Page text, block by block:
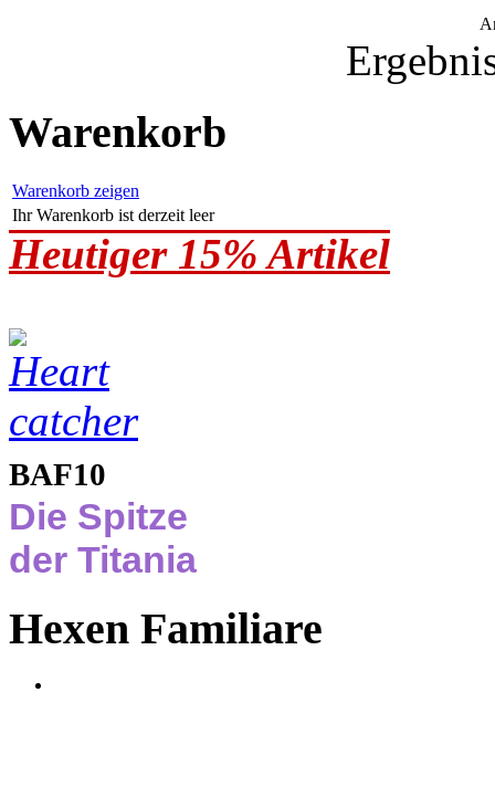
Warenkorb
Warenkorb zeigen
Ihr Warenkorb ist derzeit leer
Heutiger 15% Artikel
BAF10
Die Spitze
der Titania
Hexen Familiare